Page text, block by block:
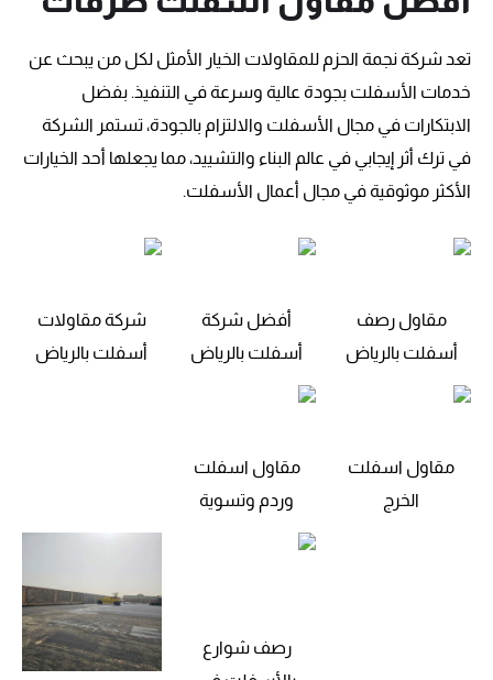
تعد شركة نجمة الحزم للمقاولات الخيار الأمثل لكل من يبحث عن
خدمات الأسفلت بجودة عالية وسرعة في التنفيذ. بفضل
الابتكارات في مجال الأسفلت والالتزام بالجودة، تستمر الشركة
في ترك أثر إيجابي في عالم البناء والتشييد، مما يجعلها أحد الخيارات
الأكثر موثوقية في مجال أعمال الأسفلت.
مقاول رصف
أسفلت بالرياض
أفضل شركة
أسفلت بالرياض
شركة مقاولات
أسفلت بالرياض
مقاول اسفلت
الخرج
مقاول اسفلت
وردم وتسوية
رصف شوارع